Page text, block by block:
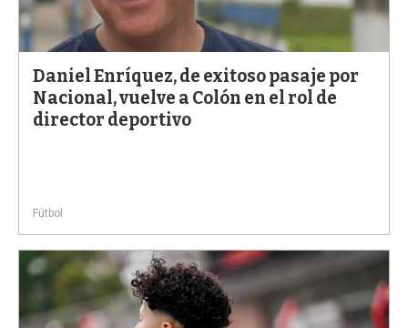
Daniel Enríquez, de exitoso pasaje por
Nacional, vuelve a Colón en el rol de
director deportivo
Fútbol